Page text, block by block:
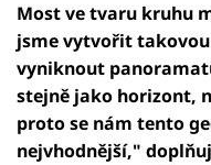
Most ve tvaru kruhu
jsme vytvořit
vyniknout
stejně jako horizont,
proto se nám tento
nejvhodnější,"